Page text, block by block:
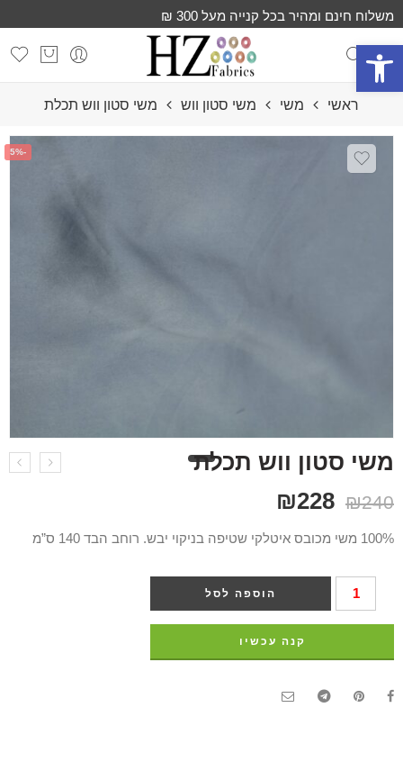
פתח סרגל נגישות
משלוח חינם ומהיר בכל קנייה מעל 300 ₪
ראשי משי משי סטון ווש משי סטון ווש תכלת
-5%
משי סטון ווש תכלת
₪240
₪228
100% משי מכובס איטלקי שטיפה בניקוי יבש. רוחב הבד 140 ס”מ
הוספה לסל
קנה עכשיו